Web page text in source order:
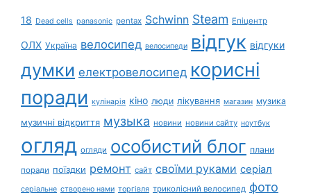
18 Dead cells panasonic pentax Schwinn Steam Епіцентр
ОЛХ Україна велосипед велосипеди відгук відгуки
думки електровелосипед корисні
поради кулінарія кіно люди лікування магазин музика
музичні відкриття музыка новини новини сайту ноутбук
огляд огляди особистий блог плани
поради поїздки ремонт сайт своїми руками серіал
серіальне створено нами торгівля триколісний велосипед фото